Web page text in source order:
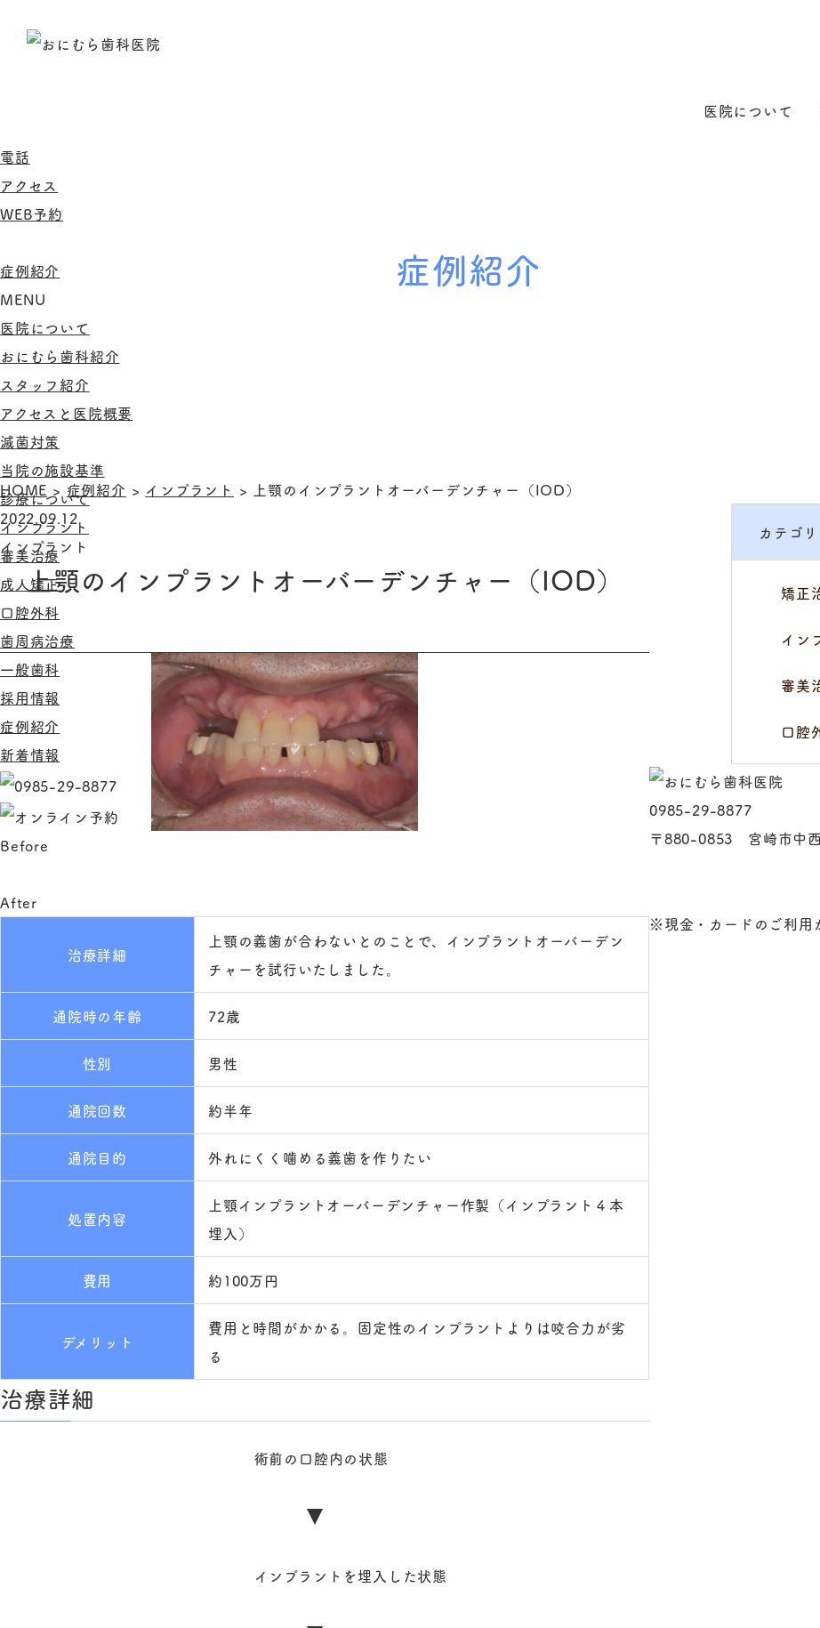
医院について
電話
アクセス
WEB予約
症例紹介
MENU
医院について
おにむら歯科紹介
スタッフ紹介
アクセスと医院概要
滅菌対策
当院の施設基準
診療について
インプラント
審美治療
成人矯正
口腔外科
歯周病治療
一般歯科
採用情報
症例紹介
新着情報
症例紹介
HOME > 症例紹介 > インプラント >
上顎のインプラントオーバーデンチャー（IOD）
2022.09.12
インプラント
上顎のインプラントオーバーデンチャー（IOD）
Before
After
治療詳細
上顎の義歯が合わないとのことで、インプラントオーバーデン
チャーを試行いたしました。
通院時の年齢 72歳
性別 男性
通院回数 約半年
通院目的 外れにくく噛める義歯を作りたい
処置内容
上顎インプラントオーバーデンチャー作製（インプラント４本
埋入）
費用 約100万円
デメリット
費用と時間がかかる。固定性のインプラントよりは咬合力が劣
る
治療詳細
術前の口腔内の状態
インプラントを埋入した状態
カテゴ
矯正
イン
審美
口腔
0985-29-8877
〒880-0853 宮崎市中
※現金・カードのご利用